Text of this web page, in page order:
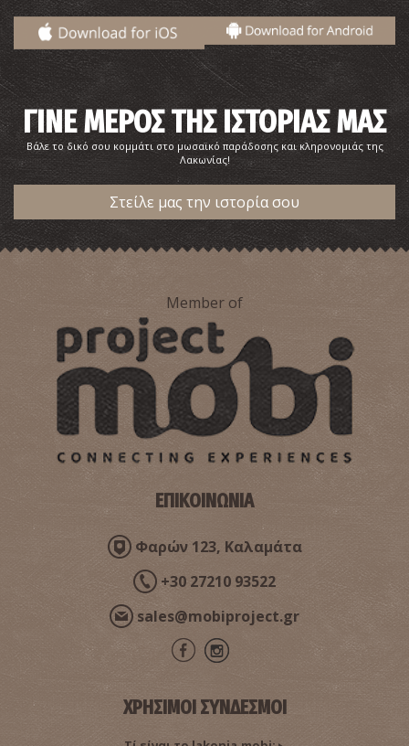
ΓΙΝΕ ΜΕΡΟΣ ΤΗΣ ΙΣΤΟΡΙΑΣ ΜΑΣ
Βάλε το δικό σου κομμάτι στο μωσαϊκό παράδοσης και κληρονομιάς της
Λακωνίας!
Στείλε μας την ιστορία σου
Member of
ΕΠΙΚΟΙΝΩΝΙΑ
Φαρών 123, Καλαμάτα
+30 27210 93522
sales@mobiproject.gr
ΧΡΗΣΙΜΟΙ ΣΥΝΔΕΣΜΟΙ